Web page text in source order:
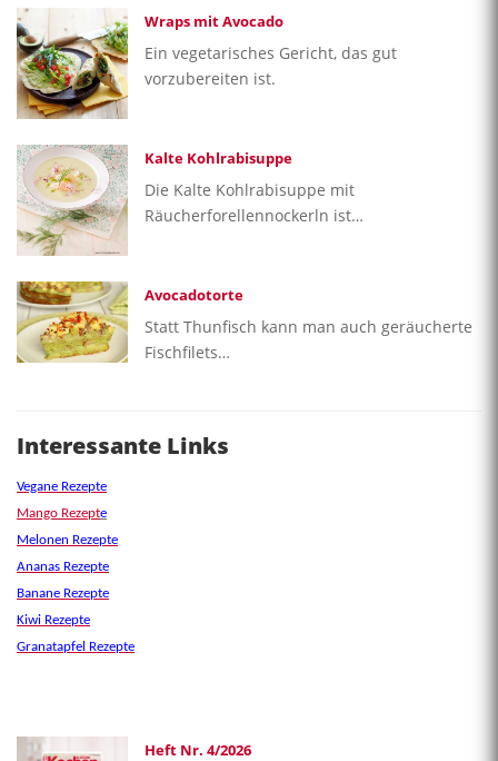
Wraps mit Avocado
Ein vegetarisches Gericht, das gut
vorzubereiten ist.
Kalte Kohlrabisuppe
Die Kalte Kohlrabisuppe mit
Räucherforellennockerln ist…
Avocadotorte
Statt Thunfisch kann man auch geräucherte
Fischfilets…
Interessante Links
Vegane Rezepte
Mango Rezepte
Melonen Rezepte
Ananas Rezepte
Banane Rezepte
Kiwi Rezepte
Granatapfel Rezepte
Heft Nr. 4/2026